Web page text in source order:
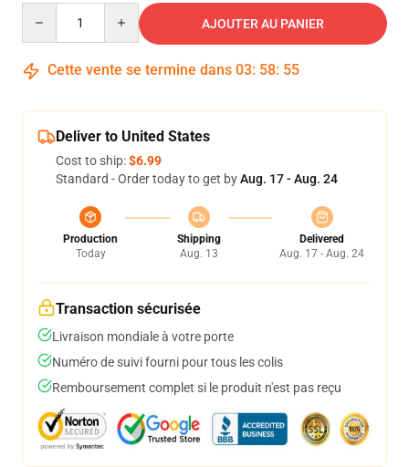
AJOUTER AU PANIER
Cette vente se termine dans 03: 58: 54
Deliver to United States
Cost to ship:$6.99
Standard - Order today to get byAug. 17 - Aug. 24
Production
Today
Shipping
Aug. 13
Delivered
Aug. 17 - Aug. 24
Transaction sécurisée
Livraison mondiale à votre porte
Numéro de suivi fourni pour tous les colis
Remboursement complet si le produit n'est pas reçu